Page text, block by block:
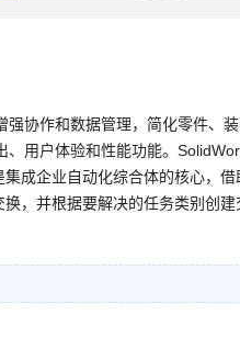
强协作和数据管理，简化零件、
用户体验和性能功能。
成企业自动化综合体的核心，
，并根据要解决的任务类别创